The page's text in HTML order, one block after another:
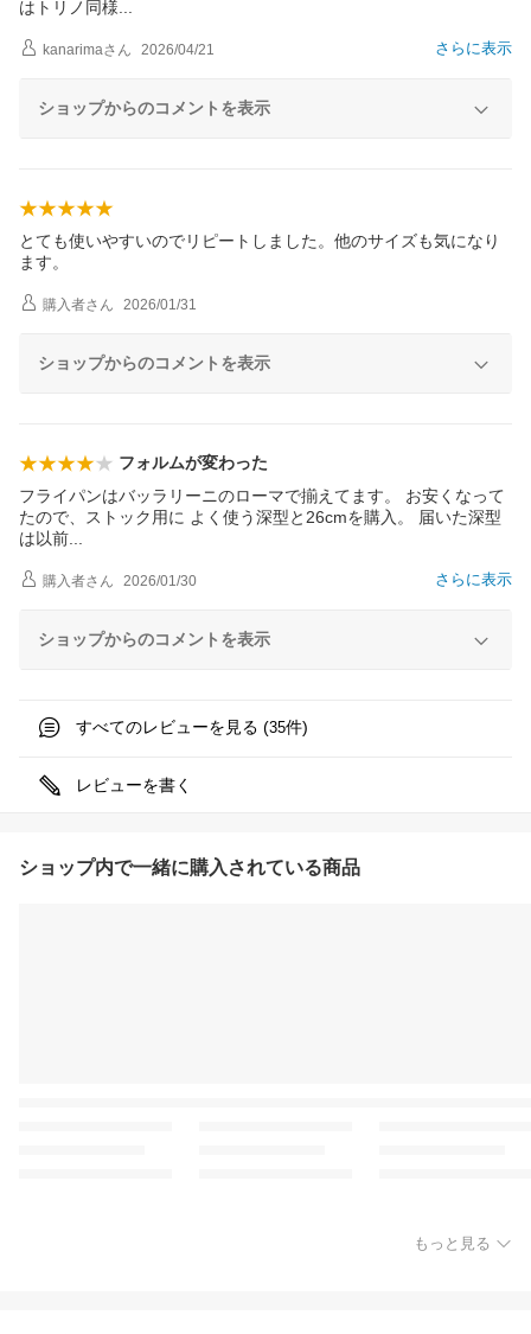
はトリノ同様
さらに表示
kanarimaさん 2026/04/21
ショップからのコメントを表示
とても使いやすいのでリピートしました。他のサイズも気になり
ます。
購入者さん 2026/01/31
ショップからのコメントを表示
フォルムが変わった
フライパンはバッラリーニのローマで揃えてます。 お安くなって
たので、ストック用に よく使う深型と26cmを購入。 届いた深型
は以前
さらに表示
購入者さん 2026/01/30
ショップからのコメントを表示
すべてのレビューを見る (35件)
レビューを書く
ショップ内で一緒に購入されている商品
もっと見る